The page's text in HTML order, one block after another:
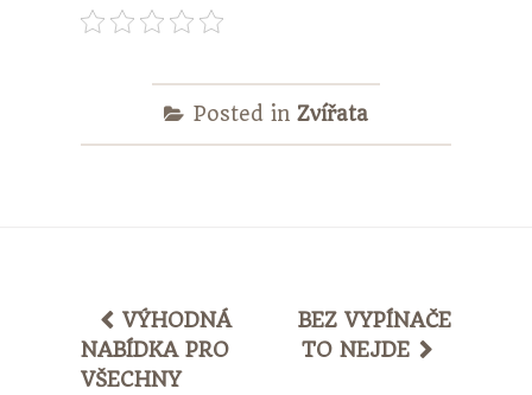
Posted in Zvířata
POST
NAVIGATION
VÝHODNÁ
NABÍDKA PRO
VŠECHNY
BEZ VYPÍNAČE
TO NEJDE